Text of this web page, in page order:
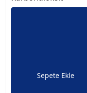
Sepete Ekle